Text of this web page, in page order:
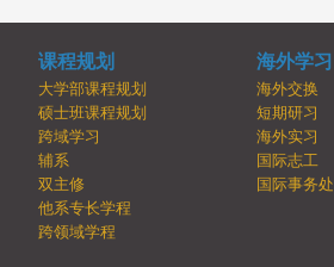
课程规划
大学部课程规划
硕士班课程规划
跨域学习
辅系
双主修
他系专长学程
跨领域学程
海外学习
海外交换
短期研习
海外实习
国际志工
国际事务处